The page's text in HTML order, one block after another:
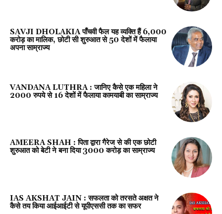
SAVJI DHOLAKIA पाँचवी फैल यह व्यक्ति हैं 6,000
करोड़ का मालिक, छोटी सी शुरुआत से 50 देशों में फैलाया
अपना साम्राज्य
VANDANA LUTHRA : जानिए कैसे एक महिला ने
2000 रुपये से 16 देशों में फैलाया कामयाबी का साम्राज्य
AMEERA SHAH : पिता द्वारा गैरेज से की एक छोटी
शुरुआत को बेटी ने बना दिया 3000 करोड़ का साम्राज्य
IAS AKSHAT JAIN : सफलता को तरसते अक्षत ने
कैसे तय किया आईआईटी से यूपीएससी तक का सफर